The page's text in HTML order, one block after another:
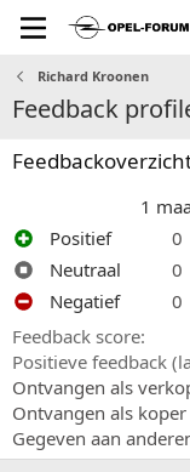
Richard Kroonen
Feedback
1
Positief
0
Neutraal
0
Negatief
0
Feedback score
Positieve feedback
Ontvangen als
Ontvangen als koper
Gegeven aan